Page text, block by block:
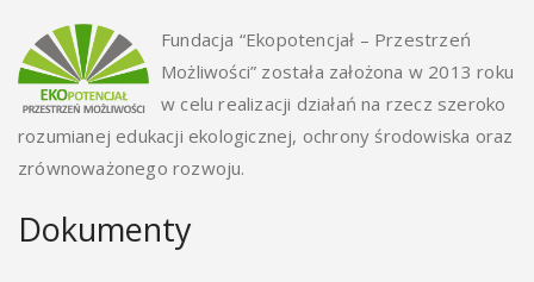
Fundacja “Ekopotencjał – Przestrzeń
Możliwości” została założona w 2013 roku
w celu realizacji działań na rzecz szeroko
rozumianej edukacji ekologicznej, ochrony środowiska oraz
zrównoważonego rozwoju.
Dokumenty